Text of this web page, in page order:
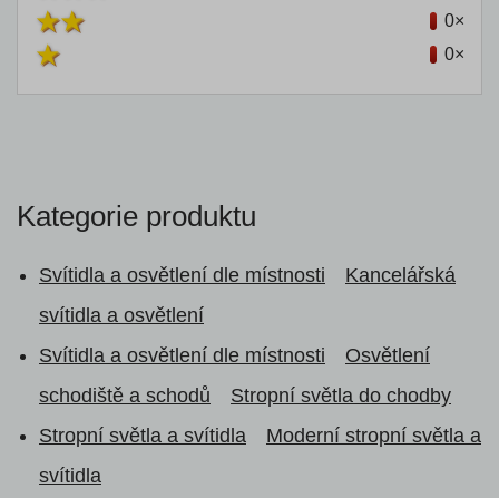
0×
0×
Kategorie produktu
Svítidla a osvětlení dle místnosti
Kancelářská
svítidla a osvětlení
Svítidla a osvětlení dle místnosti
Osvětlení
schodiště a schodů
Stropní světla do chodby
Stropní světla a svítidla
Moderní stropní světla a
svítidla